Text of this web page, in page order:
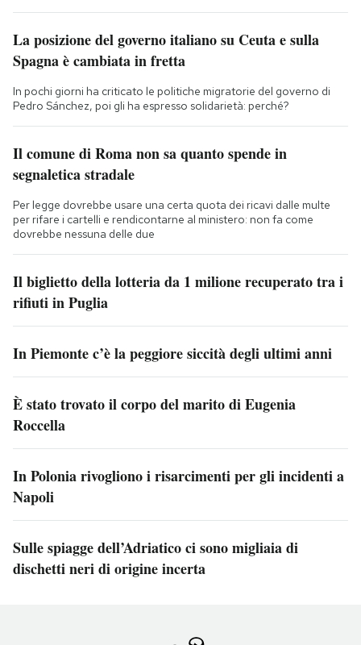
La posizione del governo italiano su Ceuta e sulla
Spagna è cambiata in fretta
In pochi giorni ha criticato le politiche migratorie del governo di
Pedro Sánchez, poi gli ha espresso solidarietà: perché?
Il comune di Roma non sa quanto spende in
segnaletica stradale
Per legge dovrebbe usare una certa quota dei ricavi dalle multe
per rifare i cartelli e rendicontarne al ministero: non fa come
dovrebbe nessuna delle due
Il biglietto della lotteria da 1 milione recuperato tra i
rifiuti in Puglia
In Piemonte c’è la peggiore siccità degli ultimi anni
È stato trovato il corpo del marito di Eugenia
Roccella
In Polonia rivogliono i risarcimenti per gli incidenti a
Napoli
Sulle spiagge dell’Adriatico ci sono migliaia di
dischetti neri di origine incerta